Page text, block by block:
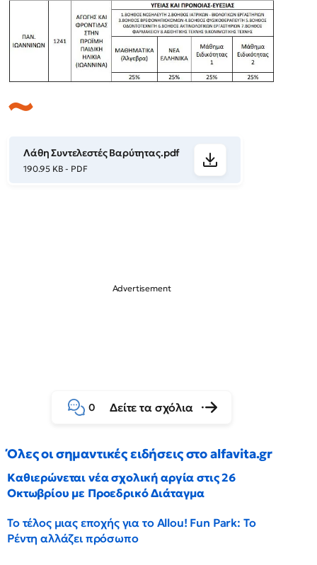
Λάθη Συντελεστές Βαρύτητας.pdf
190.95 KB - PDF
0 Δείτε τα σχόλια
Όλες οι σημαντικές ειδήσεις στο alfavita.gr
Καθιερώνεται νέα σχολική αργία στις 26
Οκτωβρίου με Προεδρικό Διάταγμα
Το τέλος μιας εποχής για το Allou! Fun Park: Το
Ρέντη αλλάζει πρόσωπο